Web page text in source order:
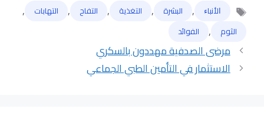
الوسوم
ﺍﻷﻧﺒﺎﺀ , البشرة , التغذية , التفاح , التهابات ,
الثوم , الفوائد
مرضى الصدفية مهددون بالسكري
الاستثمار في التأمين الطبي الجماعي